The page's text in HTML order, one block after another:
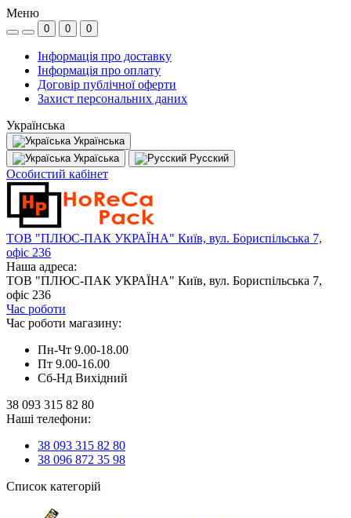
Меню
0 0 0
Інформація про доставку
Інформація про оплату
Договір публічної оферти
Захист персональних даних
Українська
Українська
Україська
Русский
Особистий кабінет
ТОВ "ПЛЮС-ПАК УКРАЇНА" Київ, вул. Бориспільська 7,
офіс 236
Наша адреса:
ТОВ "ПЛЮС-ПАК УКРАЇНА" Київ, вул. Бориспільська 7,
офіс 236
Час роботи
Час роботи магазину:
Пн-Чт 9.00-18.00
Пт 9.00-16.00
Сб-Нд Вихідний
38 093 315 82 80
Наші телефони:
38 093 315 82 80
38 096 872 35 98
Список категорій